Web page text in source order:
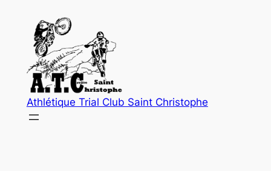
contenu
Athlétique Trial Club Saint Christophe